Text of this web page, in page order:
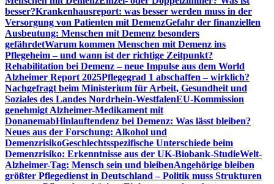
besser?Krankenhausreport: was besser werden muss in der
Versorgung von Patienten mit DemenzGefahr der finanziellen
Ausbeutung: Menschen mit Demenz besonders
gefährdetWarum kommen Menschen mit Demenz ins
Pflegeheim – und wann ist der richtige Zeitpunkt?
Rehabilitation bei Demenz – neue Impulse aus dem World
Alzheimer Report 2025Pflegegrad 1 abschaffen – wirklich?
Nachgefragt beim Ministerium für Arbeit, Gesundheit und
Soziales des Landes Nordrhein-WestfalenEU-Kommission
genehmigt Alzheimer-Medikament mit
DonanemabHinlauftendenz bei Demenz: Was lässt bleiben?
Neues aus der Forschung: Alkohol und
DemenzrisikoGeschlechtsspezifische Unterschiede beim
Demenzrisiko: Erkenntnisse aus der UK-Biobank-StudieWelt-
Alzheimer-Tag: Mensch sein und bleibenAngehörige bleiben
größter Pflegedienst in Deutschland – Politik muss Strukturen